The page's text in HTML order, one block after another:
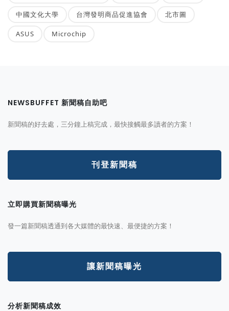
中國文化大學 台灣發明商品促進協會 北市圖
ASUS Microchip
NEWSBUFFET 新聞稿自助吧
新聞稿的好去處，三分鐘上稿完成，最快接觸最多讀者的方案！
刊登新聞稿
立即購買新聞稿曝光
發一篇新聞稿透通到各大媒體的最快速、最便捷的方案！
讓新聞稿曝光
分析新聞稿成效